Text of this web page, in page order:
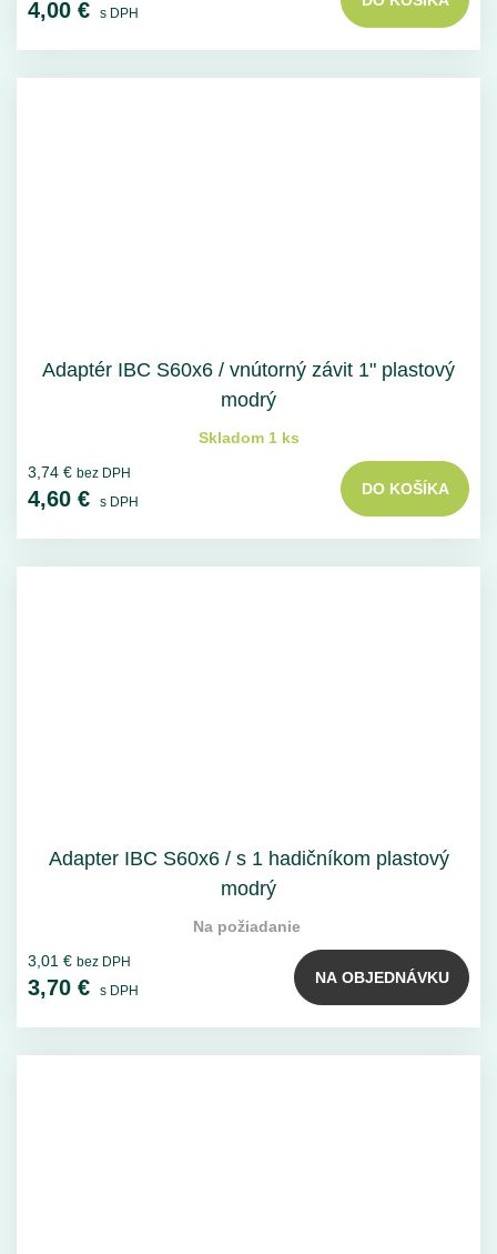
4,00 € s DPH
Adaptér IBC S60x6 / vnútorný závit 1" plastový
modrý
Skladom 1 ks
3,74 € bez DPH
4,60 € s DPH
DO KOŠÍKA
Adapter IBC S60x6 / s 1 hadičníkom plastový
modrý
Na požiadanie
3,01 € bez DPH
3,70 € s DPH
NA OBJEDNÁVKU